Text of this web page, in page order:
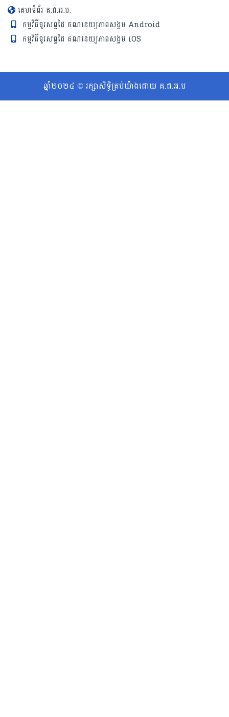
គេហទំព័រ គ.ជ.អ.ប.
កម្មវិធីទូរសព្ទដៃ គណនេយ្យភាពសង្គម Android
កម្មវិធីទូរសព្ទដៃ គណនេយ្យភាពសង្គម iOS
ឆ្នាំ២០២៤ © រក្សាសិទ្ធិគ្រប់យ៉ាងដោយ គ.ជ.អ.ប